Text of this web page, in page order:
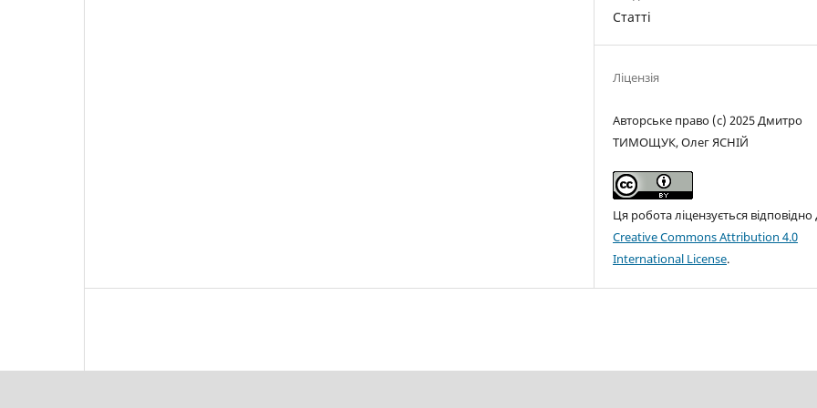
Статті
Ліцензія
Авторське право (c) 2025 Дмитро
ТИМОЩУК, Олег ЯСНІЙ
Ця робота ліцензується відповідно
Creative Commons Attribution 4.0
International License.